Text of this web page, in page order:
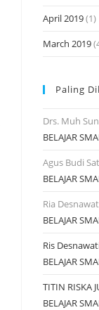
April 2019(1)
March 2019
Paling
Drs. Muh
BELAJAR
Agus Budi
BELAJAR
Ria
BELAJAR
Ris
BELAJAR
TITIN RISKA
BELAJAR